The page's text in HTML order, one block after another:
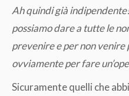
Ah quindi già
possiamo dare a tutte le
prevenire e per non venire
ovviamente per fare
Sicuramente quelli che